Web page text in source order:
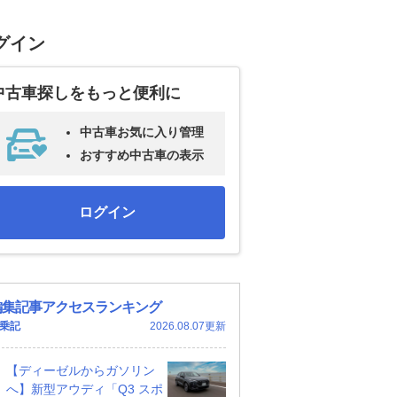
イン
古車探しをもっと便利に
中古車お気に入り管理
おすすめ中古車の表示
ログイン
記事アクセスランキング
記 2026.08.07更新
【ディーゼルからガソリン
へ】新型アウディ「Q3 スポ